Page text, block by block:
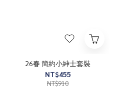
26春 簡約小紳士套裝
NT$455
NT$910